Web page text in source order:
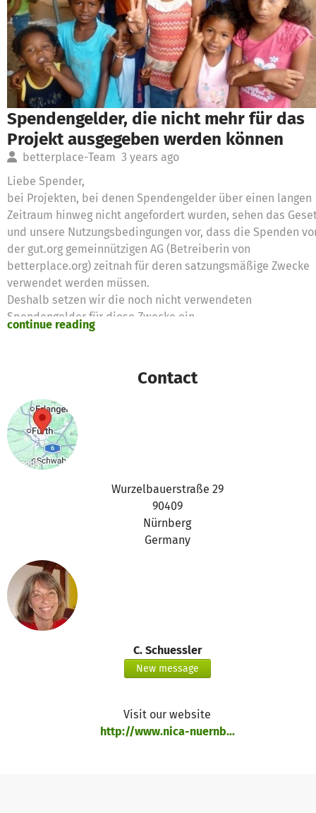
Spendengelder, die nicht mehr für das
Projekt ausgegeben werden können
betterplace-Team 3 years ago
Liebe Spender,
bei Projekten, bei denen Spendengelder über einen langen
Zeitraum hinweg nicht angefordert wurden, sehen das
und unsere Nutzungsbedingungen vor, dass die Spenden
der gut.org gemeinnützigen AG (Betreiberin von
betterplace.org) zeitnah für deren satzungsmäßige Zwecke
verwendet werden müssen.
Deshalb setzen wir die noch nicht verwendeten
Spendengelder für diese Zwecke ein
Vielen Dank für eure Unterstützung,
continue reading
Contact
Wurzelbauerstraße 29
90409
Nürnberg
Germany
C. Schuessler
New message
Visit our website
http://www.nica-nuernb...